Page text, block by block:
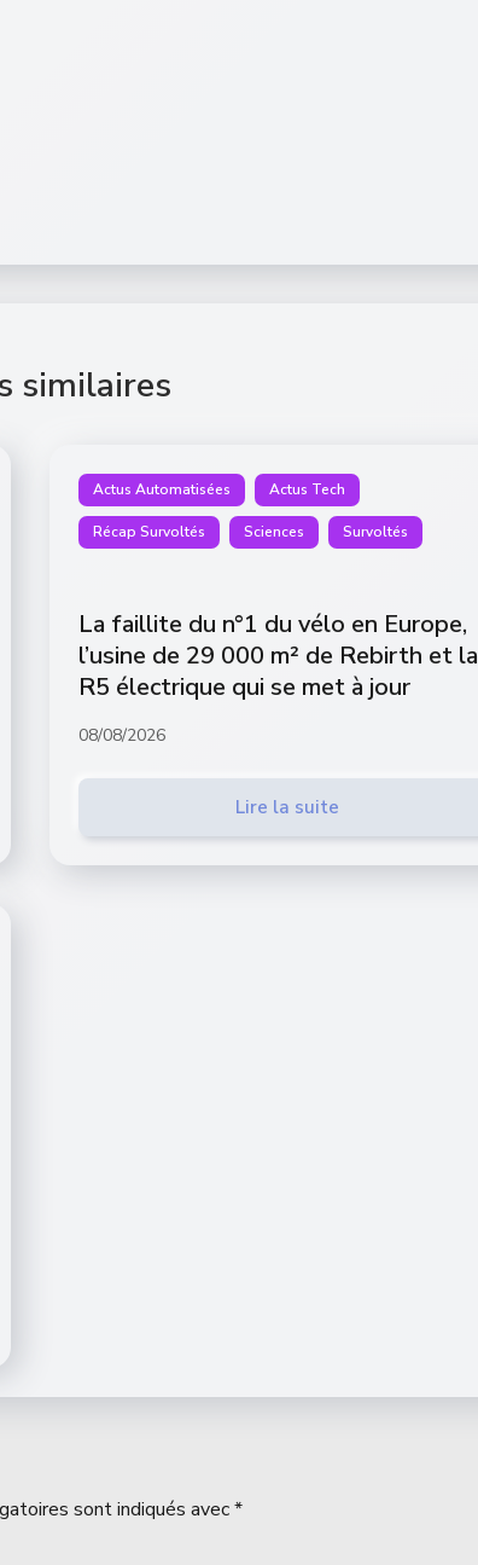
similaires
Actus Automatisées Actus Tech
Récap Survoltés Sciences Survoltés
La faillite du n°1 du vélo en Europe,
l’usine de 29 000 m² de Rebirth et la
R5 électrique qui se met à jour
08/08/2026
Lire la suite
sont indiqués avec*